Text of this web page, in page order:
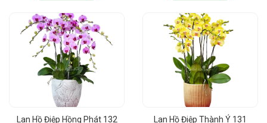
Lan Hồ Điệp Hồng Phát 132 Lan Hồ Điệp Thành Ý 131